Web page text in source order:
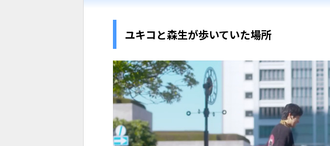
ユキコと森生が歩いていた場所